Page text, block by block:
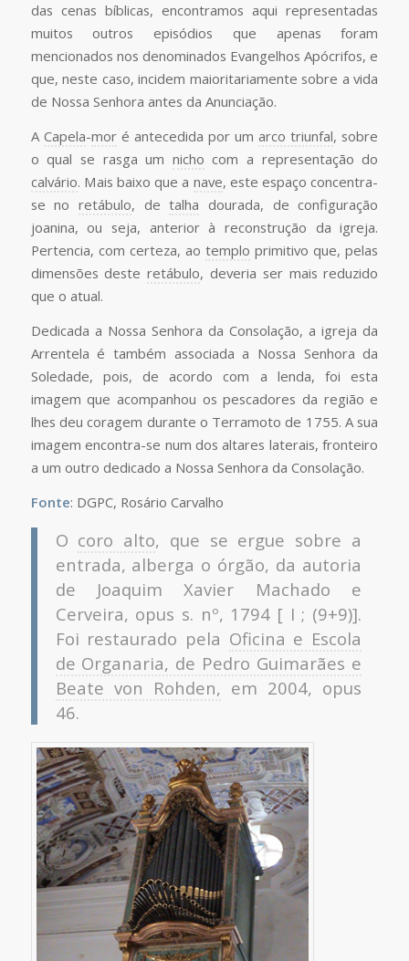
das cenas bíblicas, encontramos aqui representadas
muitos outros episódios que apenas foram
mencionados nos denominados Evangelhos Apócrifos, e
que, neste caso, incidem maioritariamente sobre a vida
de Nossa Senhora antes da Anunciação.
A Capela-moré antecedida por umarco triunfal, sobre
o qual se rasga um nicho com a representação do
calvário. Mais baixo que a nave, este espaço concentra-
se no retábulo, detalha dourada, de configuração
joanina, ou seja, anterior à reconstrução da igreja.
Pertencia, com certeza, aotemplo primitivo que, pelas
dimensões desteretábulo, deveria ser mais reduzido
que o atual.
Dedicada a Nossa Senhora da Consolação, a igreja da
Arrentela é também associada a Nossa Senhora da
Soledade, pois, de acordo com a lenda, foi esta
imagem que acompanhou os pescadores da região e
lhes deu coragem durante o Terramoto de 1755. A sua
imagem encontra-se num dos altares laterais, fronteiro
a um outro dedicado a Nossa Senhora da Consolação.
Fonte: DGPC, Rosário Carvalho
O coro alto, que se ergue sobre a
entrada, alberga o órgão, da autoria
de Joaquim Xavier Machado e
Cerveira, opus s. nº, 1794 [ I ; (9+9)].
Foi restaurado pela Oficina e Escola
de Organaria, de Pedro Guimarães e
Beate von Rohden, em 2004, opus
46.